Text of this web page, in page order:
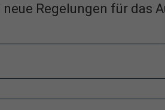
Regelungen für das